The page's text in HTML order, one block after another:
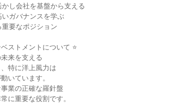
し会社を基盤から支える
ガバナンスを学ぶ
要なポジション
ストメントについて ⭐
来を支える
特に洋上風力は
いています。
業の正確な羅針盤
に重要な役割です。